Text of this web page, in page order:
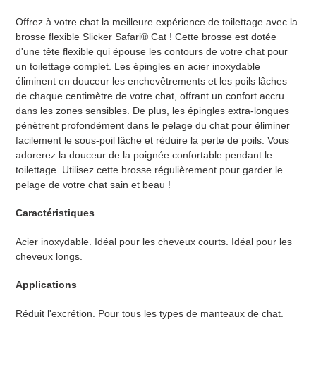
votre
panier
Offrez à votre chat la meilleure expérience de toilettage avec la
brosse flexible Slicker Safari® Cat ! Cette brosse est dotée
d'une tête flexible qui épouse les contours de votre chat pour
un toilettage complet. Les épingles en acier inoxydable
éliminent en douceur les enchevêtrements et les poils lâches
de chaque centimètre de votre chat, offrant un confort accru
dans les zones sensibles. De plus, les épingles extra-longues
pénètrent profondément dans le pelage du chat pour éliminer
facilement le sous-poil lâche et réduire la perte de poils. Vous
adorerez la douceur de la poignée confortable pendant le
toilettage. Utilisez cette brosse régulièrement pour garder le
pelage de votre chat sain et beau !
Caractéristiques
Acier inoxydable. Idéal pour les cheveux courts. Idéal pour les
cheveux longs.
Applications
Réduit l'excrétion. Pour tous les types de manteaux de chat.